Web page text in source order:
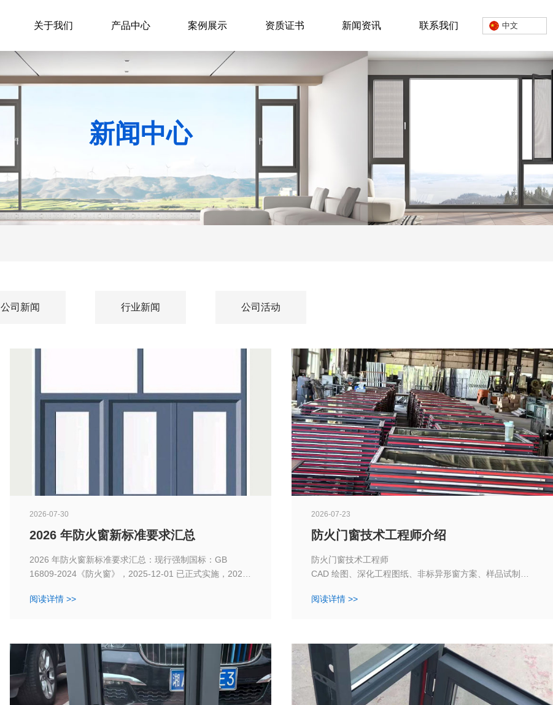
关于我们 产品中心 案例展示 资质证书 新闻资讯 联系我们 中文
新闻中心
公司新闻 行业新闻 公司活动
2026-07-30
2026 年防火窗新标准要求汇总
2026 年防火窗新标准要求汇总：现行强制国标：GB
16809-2024《防火窗》，2025-12-01 已正式实施，2026
阅读详情 >>
2026-07-23
防火门窗技术工程师介绍
防火门窗技术工程师
CAD 绘图、深化工程图纸、非标异形窗方案、样品试制、
阅读详情 >>